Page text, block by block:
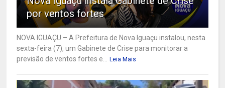
por ventos fortes
NOVA IGUAÇU – A Prefeitura de Nova Iguaçu instalou, nesta
sexta-feira (7), um Gabinete de Crise para monitorar a
previsão de ventos fortes e...
Leia Mais